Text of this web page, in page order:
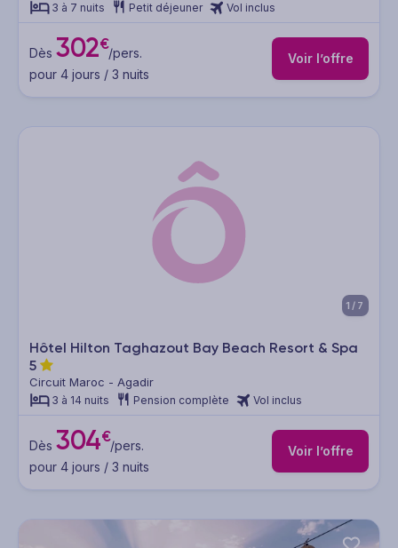
3 à 7 nuits Petit déjeuner Vol inclus
Dès 302€/pers.
pour 4 jours / 3 nuits
Voir l’offre
1/7
Hôtel Hilton Taghazout Bay Beach Resort & Spa
5
Circuit Maroc - Agadir
3 à 14 nuits Pension complète Vol inclus
Dès 304€/pers.
pour 4 jours / 3 nuits
Voir l’offre